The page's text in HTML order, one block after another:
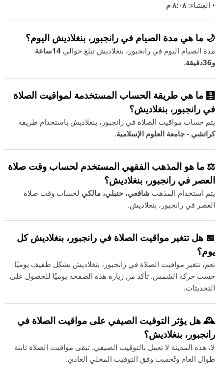
• العِشاء:٨:٠٨ م
🌙 ما هي مدة الصيام في رانجبور، بنغلاديش اليوم؟
مدة الصيام اليوم في رانجبور، بنغلاديش تبلغ حوالي
14ساعة
و36دقيقة
.
🧮 ما هي طريقة الحساب المستخدمة لمواقيت الصلاة
في رانجبور، بنغلاديش؟
يتم حساب مواقيت الصلاة في رانجبور، بنغلاديش باستخدام طريقة
كراتشي - جامعة العلوم الإسلامية.
⚖️ ما هو المذهب الفقهي المستخدم لحساب وقت صلاة
العصر في رانجبور، بنغلاديش؟
يتم استخدام المذهب شافعي، حنبلي، مالكي لحساب وقت صلاة
العصر في رانجبور، بنغلاديش.
📅 هل تتغير مواقيت الصلاة في رانجبور، بنغلاديش كل
يوم؟
نعم، تتغير مواقيت الصلاة في رانجبور، بنغلاديش بشكل طفيف يوميًا
حسب حركة الشمس. تأكد من زيارة هذه الصفحة يوميًا للحصول على
التحديثات.
🕰️ هل يؤثر التوقيت الصيفي على مواقيت الصلاة في
رانجبور، بنغلاديش؟
لا، هذه المدينة لا تعمل بالتوقيت الصيفي. تبقى مواقيت الصلاة ثابتة
طوال العام وتُحسب وفق التوقيت المحلي العادي.